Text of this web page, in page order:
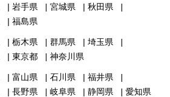
岩手県 宮城県
秋田県
福島県
栃木県 群馬県
埼玉県
東京都 神奈川県
富山県 石川県
福井県
長野県 岐阜県 静岡県 愛知県